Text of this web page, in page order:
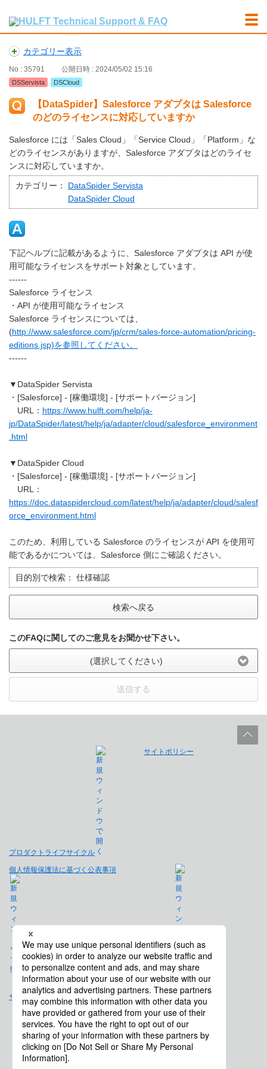
カテゴリー表示
No : 35791 公開日時 : 2024/05/02 15:16
DSServista DSCloud
【DataSpider】Salesforce アダプタは Salesforce
のどのライセンスに対応していますか
Salesforce には「Sales Cloud」「Service Cloud」「Platform」な
どのライセンスがありますが、Salesforce アダプタはどのライセ
ンスに対応していますか。
カテゴリー：
DataSpider Servista
DataSpider Cloud
下記ヘルプに記載があるように、Salesforce アダプタは API が使
用可能なライセンスをサポート対象としています。
------
Salesforce ライセンス
・API が使用可能なライセンス
Salesforce ライセンスについては、
(http://www.salesforce.com/jp/crm/sales-force-automation/pricing-
editions.jsp)を参照してください。
------
▼DataSpider Servista
・[Salesforce] - [稼働環境] - [サポートバージョン]
URL： https://www.hulft.com/help/ja-
jp/DataSpider/latest/help/ja/adapter/cloud/salesforce_environment
.html
▼DataSpider Cloud
・[Salesforce] - [稼働環境] - [サポートバージョン]
URL：
https://doc.dataspidercloud.com/latest/help/ja/adapter/cloud/salesf
orce_environment.html
このため、利用している Salesforce のライセンスが API を使用可
能であるかについては、Salesforce 側にご確認ください。
目的別で検索： 仕様確認
検索へ戻る
このFAQに関してのご意見をお聞かせ下さい。
(選択してください)
送信する
プロダクトライフサイクル
サイトポリシー
個人情報保護法に基づく公表事項
免責事項
サイトマップ